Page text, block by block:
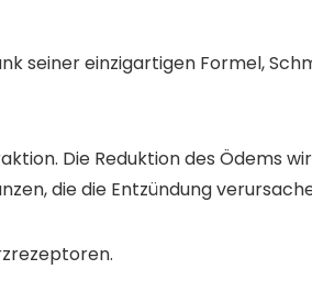
seiner einzigartigen Formel,
Die Reduktion des Ödems
die die Entzündung